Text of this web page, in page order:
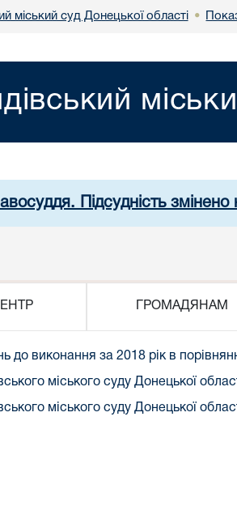
міський суд Донецької області •
Підсудність
ГРОМАДЯНАМ
до виконання за 2018 рік в
міського суду Донецької
міського суду Донецької